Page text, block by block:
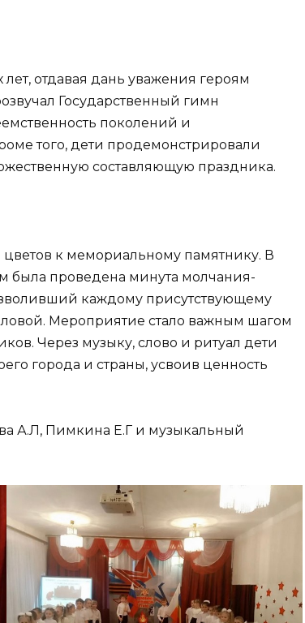
отдавая дань уважения героям
Государственный гимн
поколений и
того, дети продемонстрировали
составляющую праздника.
к мемориальному памятнику. В
была проведена минута молчания-
каждому присутствующему
Мероприятие стало важным шагом
Через музыку, слово и ритуал дети
города и страны, усвоив ценность
А.Л, Пимкина Е.Г и музыкальный